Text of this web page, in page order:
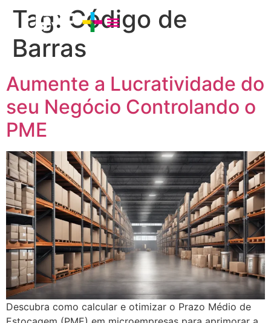
Tag: Código de
Barras
Aumente a Lucratividade do
seu Negócio Controlando o
PME
Descubra como calcular e otimizar o Prazo Médio de